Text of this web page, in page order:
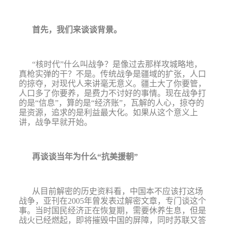
首先，我们来谈谈背景。
“核时代”什么叫战争？是像过去那样攻城略地，
真枪实弹的干？不是。传统战争是疆域的扩张，人口
的掠夺，对现代人来讲毫无意义。疆土大了你要管，
人口多了你要养，是费力不讨好的事情。现在战争打
的是“信息”，算的是“经济账”，瓦解的人心，掠夺的
是资源，追求的是利益最大化。如果从这个意义上
讲，战争早就开始。
再谈谈当年为什么“抗美援朝”
从目前解密的历史资料看，中国本不应该打这场
战争，亚刊在2005年曾发表过解密文章，专门谈这个
事。当时国民经济正在恢复期，需要休养生息，但是
战火已经燃起，即将摧毁中国的屏障，同时苏联又答